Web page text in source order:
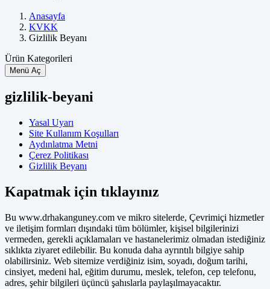
Anasayfa
KVKK
Gizlilik Beyanı
Ürün Kategorileri
Menü Aç
gizlilik-beyani
Yasal Uyarı
Site Kullanım Koşulları
Aydınlatma Metni
Çerez Politikası
Gizlilik Beyanı
Kapatmak için tıklayınız
Bu www.drhakanguney.com ve mikro sitelerde, Çevrimiçi hizmetler
ve iletişim formları dışındaki tüm bölümler, kişisel bilgilerinizi
vermeden, gerekli açıklamaları ve hastanelerimiz olmadan istediğiniz
sıklıkta ziyaret edilebilir. Bu konuda daha ayrıntılı bilgiye sahip
olabilirsiniz. Web sitemize verdiğiniz isim, soyadı, doğum tarihi,
cinsiyet, medeni hal, eğitim durumu, meslek, telefon, cep telefonu,
adres, şehir bilgileri üçüncü şahıslarla paylaşılmayacaktır.